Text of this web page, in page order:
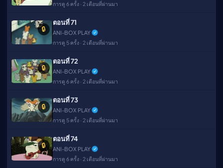
การดู 6 ครั้ง · 2 เดือนที่ผ่านมา
🔒
ตอนที่ 71
ANI-BOX PLAY
การดู 5 ครั้ง · 2 เดือนที่ผ่านมา
🔒
ตอนที่ 72
ANI-BOX PLAY
การดู 6 ครั้ง · 2 เดือนที่ผ่านมา
🔒
ตอนที่ 73
ANI-BOX PLAY
การดู 5 ครั้ง · 2 เดือนที่ผ่านมา
🔒
ตอนที่ 74
ANI-BOX PLAY
การดู 6 ครั้ง · 2 เดือนที่ผ่านมา